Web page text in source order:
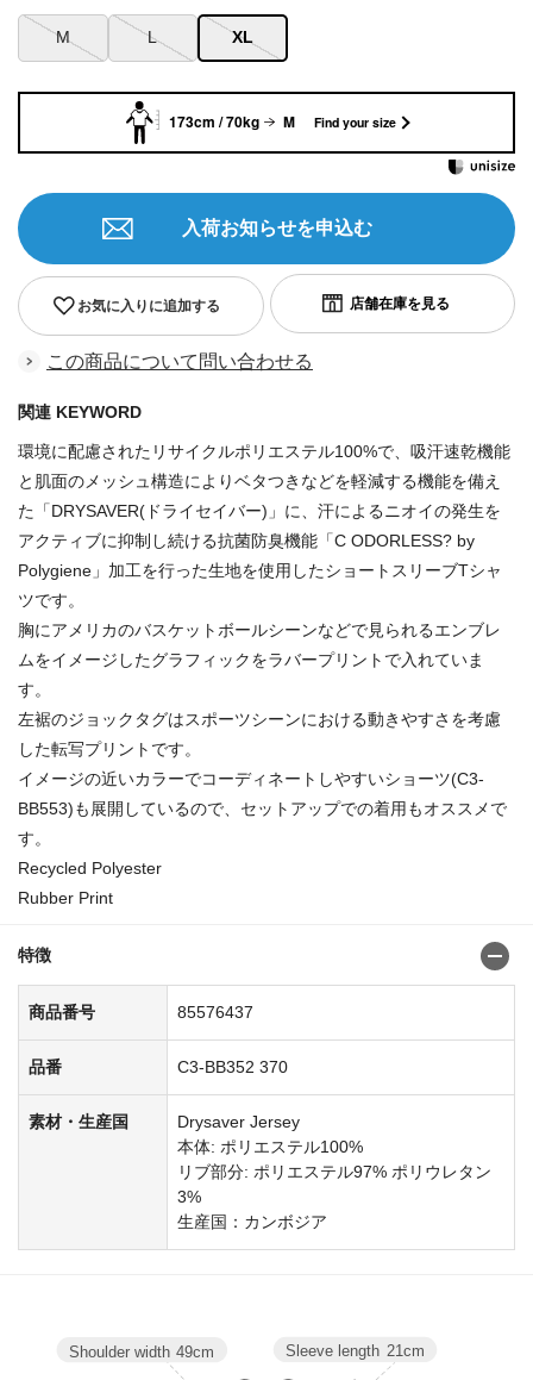
M L XL
お気に入りに追加する
入荷お知らせを申込む
この商品について問い合わせる
関連 KEYWORD
環境に配慮されたリサイクルポリエステル100%で、吸汗速乾機能
と肌面のメッシュ構造によりベタつきなどを軽減する機能を備え
た「DRYSAVER(ドライセイバー)」に、汗によるニオイの発生を
アクティブに抑制し続ける抗菌防臭機能「C ODORLESS? by
Polygiene」加工を行った生地を使用したショートスリーブTシャ
ツです。
胸にアメリカのバスケットボールシーンなどで見られるエンブレ
ムをイメージしたグラフィックをラバープリントで入れていま
す。
左裾のジョックタグはスポーツシーンにおける動きやすさを考慮
した転写プリントです。
イメージの近いカラーでコーディネートしやすいショーツ(C3-
BB553)も展開しているので、セットアップでの着用もオススメで
す。
Recycled Polyester
Rubber Print
特徴
商品番号 85576437
品番 C3-BB352 370
素材・生産国
Drysaver Jersey
本体: ポリエステル100%
リブ部分: ポリエステル97% ポリウレタン
3%
生産国：カンボジア
173cm / 70kg M Find your size
Sleeve length 21cm
Shoulder width 49cm